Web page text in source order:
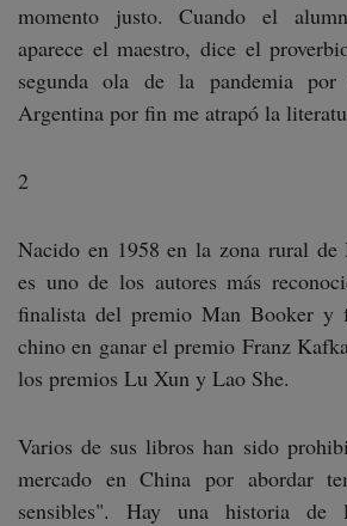
momento justo. Cuando el
aparece el maestro, dice el
segunda ola de la pandemia
Argentina por fin me atrapó la
2
Nacido en 1958 en la zona rural de
es uno de los autores más
finalista del premio Man Booker y
chino en ganar el premio Franz
los premios Lu Xun y Lao She.
Varios de sus libros han sido
mercado en China por abordar
sensibles". Hay una historia de